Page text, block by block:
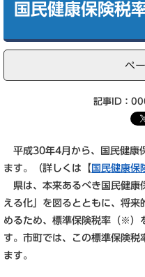
国民健康保険税
ペ
記事ID：
平成30年4月から、国民健康
ます。（詳しくは【 国民健康保
県は、本来あるべき国民健康
える化」を図るとともに、将
めるため、標準保険税率（※）
す。市町では、この標準保険税
ます。